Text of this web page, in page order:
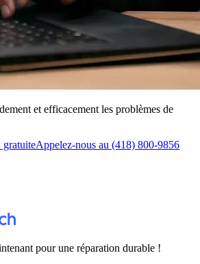
et efficacement les problèmes de
gratuiteAppelez-nous au (418) 800-9856
pour une réparation durable !